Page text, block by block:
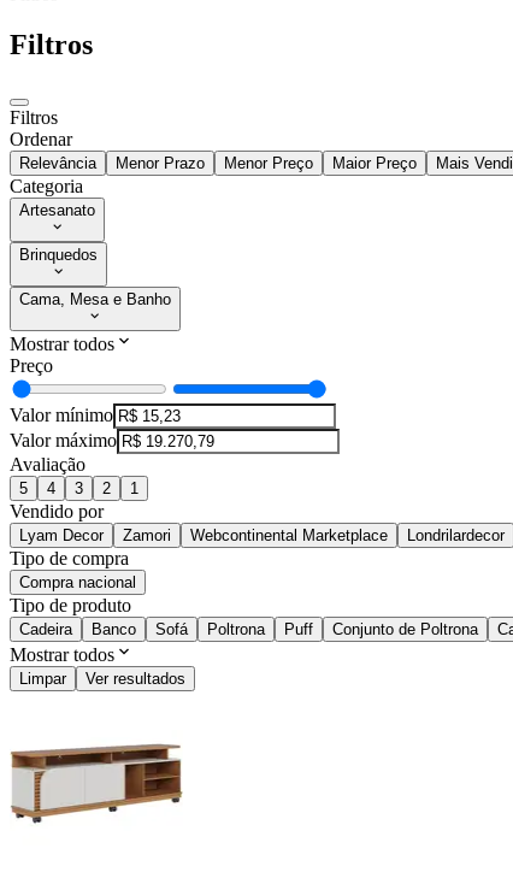
Filtros
Filtros
Ordenar
Relevância Menor Prazo Menor Preço Maior Preço Mais
Categoria
Artesanato
Brinquedos
Cama, Mesa e Banho
Mostrar todos
Preço
Valor mínimo
Valor máximo
Avaliação
5 4 3 2 1
Vendido por
Lyam Decor Zamori Webcontinental Marketplace Londrilardecor
Tipo de compra
Compra nacional
Tipo de produto
Cadeira Banco Sofá Poltrona Puff Conjunto de Poltrona
Mostrar todos
Limpar Ver resultados